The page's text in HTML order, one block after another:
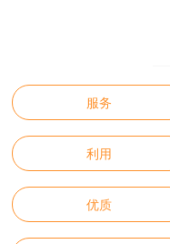
服务
利用
优质